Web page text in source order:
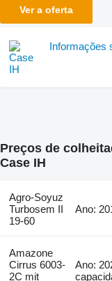
Ver a oferta
Informações
Preços de
Case IH
Agro-Soyuz
Turbosem II
19-60
Ano:
Amazone
Cirrus 6003-
2C mit
Ano: